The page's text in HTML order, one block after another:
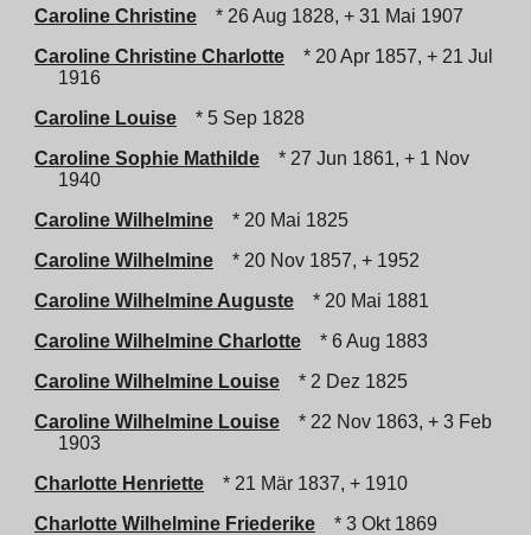
Caroline Christine
* 26 Aug 1828, + 31 Mai 1907
Caroline Christine Charlotte
* 20 Apr 1857, + 21 Jul
1916
Caroline Louise
* 5 Sep 1828
Caroline Sophie Mathilde
* 27 Jun 1861, + 1 Nov
1940
Caroline Wilhelmine
* 20 Mai 1825
Caroline Wilhelmine
* 20 Nov 1857, + 1952
Caroline Wilhelmine Auguste
* 20 Mai 1881
Caroline Wilhelmine Charlotte
* 6 Aug 1883
Caroline Wilhelmine Louise
* 2 Dez 1825
Caroline Wilhelmine Louise
* 22 Nov 1863, + 3 Feb
1903
Charlotte Henriette
* 21 Mär 1837, + 1910
Charlotte Wilhelmine Friederike
* 3 Okt 1869